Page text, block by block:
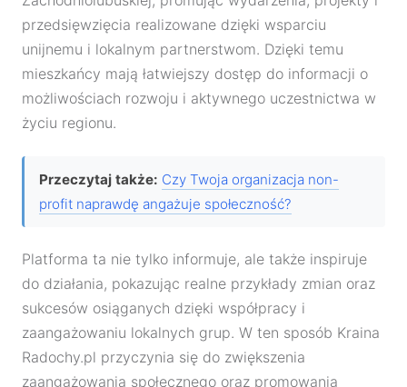
przedsięwzięcia realizowane dzięki wsparciu
unijnemu i lokalnym partnerstwom. Dzięki temu
mieszkańcy mają łatwiejszy dostęp do informacji o
możliwościach rozwoju i aktywnego uczestnictwa w
życiu regionu.
Przeczytaj także: Czy Twoja organizacja non-
profit naprawdę angażuje społeczność?
Platforma ta nie tylko informuje, ale także inspiruje
do działania, pokazując realne przykłady zmian oraz
sukcesów osiąganych dzięki współpracy i
zaangażowaniu lokalnych grup. W ten sposób Kraina
Radochy.pl przyczynia się do zwiększenia
zaangażowania społecznego oraz promowania